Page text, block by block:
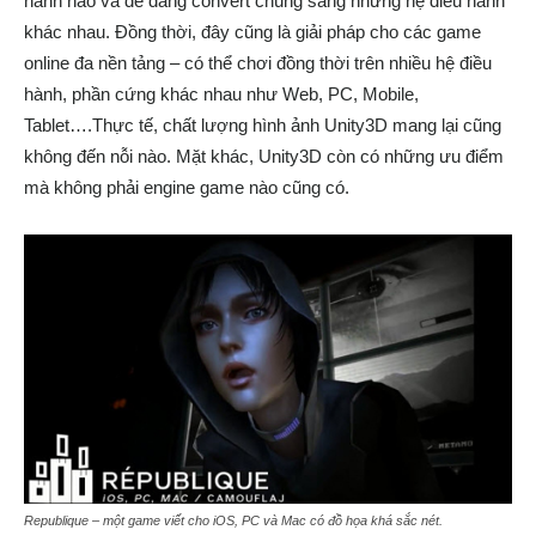
khác nhau. Đồng thời, đây cũng là giải pháp cho các game
online đa nền tảng – có thể chơi đồng thời trên nhiều hệ điều
hành, phần cứng khác nhau như Web, PC, Mobile,
Tablet….Thực tế, chất lượng hình ảnh Unity3D mang lại cũng
không đến nỗi nào. Mặt khác, Unity3D còn có những ưu điểm
mà không phải engine game nào cũng có.
Republique – một game viết cho iOS, PC và Mac có đồ họa khá sắc nét.